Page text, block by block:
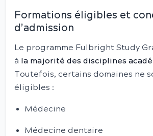
Formations éligibles et
d’admission
Le programme Fulbright Study
à la majorité des disciplines
Toutefois, certains domaines ne
éligibles :
Médecine
Médecine dentaire